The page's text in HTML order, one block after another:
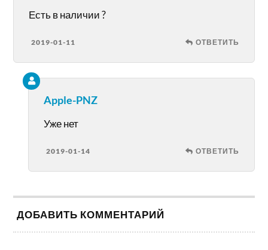
Есть в наличии ?
2019-01-11 ОТВЕТИТЬ
Apple-PNZ
Уже нет
2019-01-14 ОТВЕТИТЬ
ДОБАВИТЬ КОММЕНТАРИЙ